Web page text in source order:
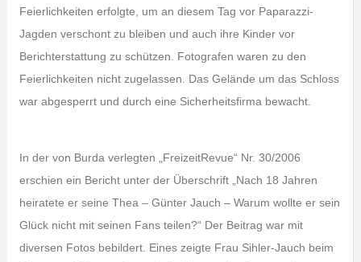
Feierlichkeiten erfolgte, um an diesem Tag vor Paparazzi-
Jagden verschont zu bleiben und auch ihre Kinder vor
Berichterstattung zu schützen. Fotografen waren zu den
Feierlichkeiten nicht zugelassen. Das Gelände um das Schloss
war abgesperrt und durch eine Sicherheitsfirma bewacht.
In der von Burda verlegten „FreizeitRevue“ Nr. 30/2006
erschien ein Bericht unter der Überschrift „Nach 18 Jahren
heiratete er seine Thea – Günter Jauch – Warum wollte er sein
Glück nicht mit seinen Fans teilen?“ Der Beitrag war mit
diversen Fotos bebildert. Eines zeigte Frau Sihler-Jauch beim